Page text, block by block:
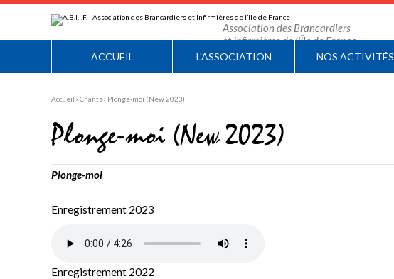
au
contenu.
Aller
personnels
Association des Brancardiers
et Infirmières de l'Île de France
ACCUEIL L'ASSOCIATION NOS ACTIVITÉS
Accueil › Chants› Plonge-moi (New 2023)
Plonge-moi (New 2023)
Plonge-moi
Enregistrement 2023
Enregistrement 2022